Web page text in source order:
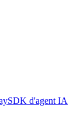
SDK d'agent IA